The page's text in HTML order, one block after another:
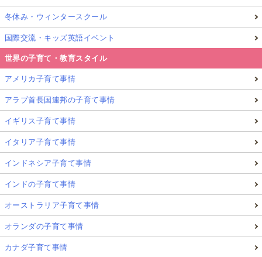
どんな場面で役立つ？｜小学生の英語学習を“見
える化”できる
英検は学校によって、入試での加点・優遇措置の対象
す）。
英検5級は「持っていると必ず有利」というより、
語学習の到達度を形にできる
小学生が英検5級を受けるメリット【独学が続
く理由】
1）英語力を“見える化”できる（自信＋次の目標
が決まる）
冬休み・ウィンタースクール
国際交流・キッズ英語イベント
世界の子育て・教育スタイル
アメリカ子育て事情
アラブ首長国連邦の子育て事情
イギリス子育て事情
イタリア子育て事情
インドネシア子育て事情
インドの子育て事情
オーストラリア子育て事情
オランダの子育て事情
カナダ子育て事情